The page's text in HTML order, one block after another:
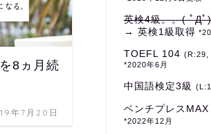
8ヵ月続
年7月20日
英検4級。。( ﾟДﾟ)
→ 英検1級取得
TOEFL 104 (R:29,
*2020年6月
中国語検定3級
ベンチプレス
*2022年12月